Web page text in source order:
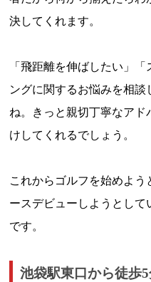
決してくれます。
「飛距離を伸ばしたい」
ングに関するお悩みを相
ね。きっと親切丁寧なア
けしてくれるでしょう。
これからゴルフを始めよう
ースデビューしようとして
です。
池袋駅東口から徒歩